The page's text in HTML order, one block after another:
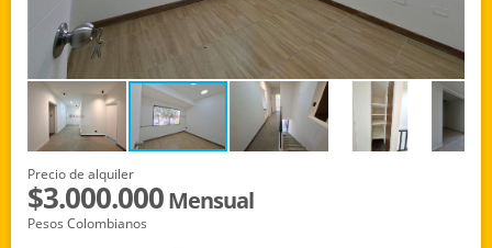
Precio de alquiler
$3.000.000Mensual
Pesos Colombianos